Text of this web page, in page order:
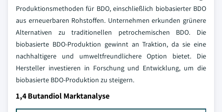
Produktionsmethoden für BDO, einschließlich biobasierter BDO
aus erneuerbaren Rohstoffen. Unternehmen erkunden grünere
Alternativen zu traditionellen petrochemischen BDO. Die
biobasierte BDO-Produktion gewinnt an Traktion, da sie eine
nachhaltigere und umweltfreundlichere Option bietet. Die
Hersteller investieren in Forschung und Entwicklung, um die
biobasierte BDO-Produktion zu steigern.
1,4 Butandiol Marktanalyse